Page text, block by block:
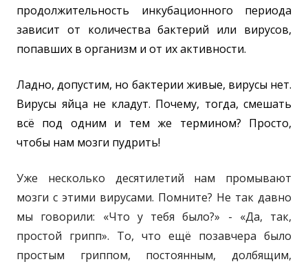
продолжительность инкубационного периода
зависит от количества бактерий или вирусов,
попавших в организм и от их активности.
Ладно, допустим, но бактерии живые, вирусы нет.
Вирусы яйца не кладут. Почему, тогда, смешать
всё под одним и тем же термином? Просто,
чтобы нам мозги пудрить!
Уже несколько десятилетий нам промывают
мозги с этими вирусами. Помните? Не так давно
мы говорили: «Что у тебя было?» - «Да, так,
простой грипп». То, что ещё позавчера было
простым гриппом, постоянным, долбящим,